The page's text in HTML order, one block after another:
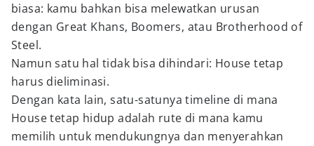
biasa: kamu bahkan bisa melewatkan urusan
dengan Great Khans, Boomers, atau Brotherhood of
Steel.
Namun satu hal tidak bisa dihindari: House tetap
harus dieliminasi.
Dengan kata lain, satu-satunya timeline di mana
House tetap hidup adalah rute di mana kamu
memilih untuk mendukungnya dan menyerahkan